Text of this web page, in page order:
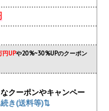
円UPや20%~30%UPのクーポン
クーポンやキャンペー
続き(送料等)⇅